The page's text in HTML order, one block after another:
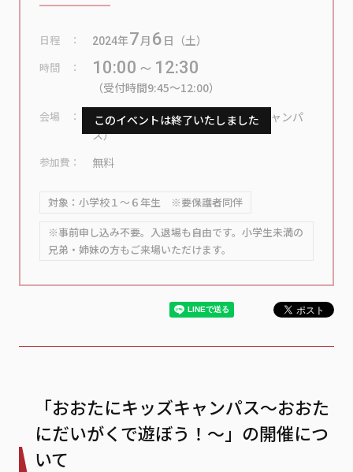
日程 2024年7月 6 日（土）
時間 10:00～12:30
（受付時間9:45～12:00）
会場
大谷大学4・5号館（大谷大学東側キャンパ
ス）
参加費 無料
対象：小学校１～６年生 ※要保護者同伴
※事前申し込み不要。入退場も自由です。小学生未満の
兄弟・姉妹の方もご来場いただけます。
「おおたにキッズキャンパス～おおた
にだいがくで遊ぼう！～」の開催につ
いて